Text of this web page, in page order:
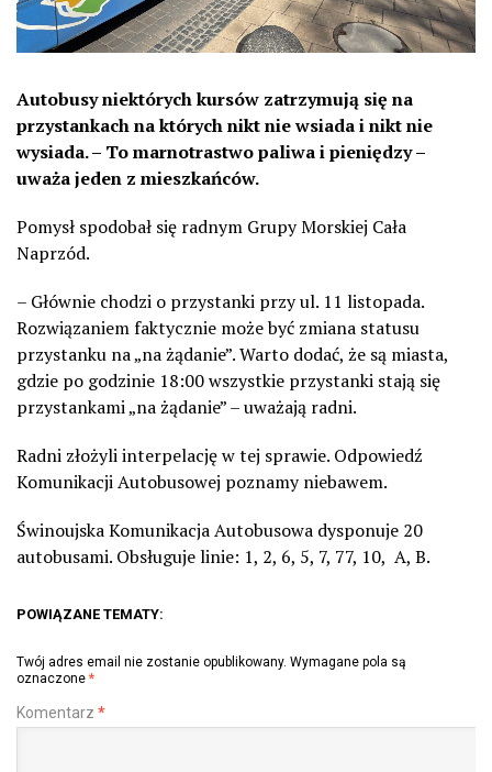
Autobusy niektórych kursów zatrzymują się na
przystankach na których nikt nie wsiada i nikt nie
wysiada. – To marnotrastwo paliwa i pieniędzy –
uważa jeden z mieszkańców.
Pomysł spodobał się radnym Grupy Morskiej Cała
Naprzód.
– Głównie chodzi o przystanki przy ul. 11 listopada.
Rozwiązaniem faktycznie może być zmiana statusu
przystanku na „na żądanie”. Warto dodać, że są miasta,
gdzie po godzinie 18:00 wszystkie przystanki stają się
przystankami „na żądanie” – uważają radni.
Radni złożyli interpelację w tej sprawie. Odpowiedź
Komunikacji Autobusowej poznamy niebawem.
Świnoujska Komunikacja Autobusowa dysponuje 20
autobusami. Obsługuje linie: 1, 2, 6, 5, 7, 77, 10, A, B.
POWIĄZANE TEMATY:
Twój adres email nie zostanie opublikowany. Wymagane pola są
oznaczone *
Komentarz *